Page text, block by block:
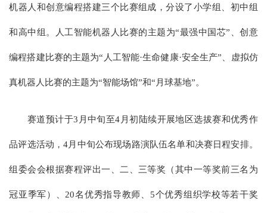
机器人和创意编程搭建三个比赛组成，分设了小学组、初中组
和高中组。人工智能机器人比赛的主题为“最强中国芯”、创意
编程搭建比赛的主题为“人工智能·生命健康·安全生产”、虚拟仿
真机器人比赛的主题为“智能场馆”和“月球基地”。
赛道预计于3月中旬至4月初陆续开展地区选拔赛和优秀作
品评选活动，4月中旬公布现场路演队伍名单和决赛日程安排。
组委会会根据赛程评出一、二、三等奖（其中一等奖前三名为
冠亚季军）、20名优秀指导教师、5个优秀组织学校等若干奖